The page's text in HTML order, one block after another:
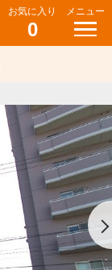
お気に入り
0
メニュー